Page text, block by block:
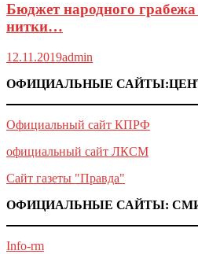
Бюджет народного
нитки…
12.11.2019admin
ОФИЦИАЛЬНЫЕ
Официальный сайт КПРФ
официальный сайт ЛКСМ
Сайт газеты "Правда"
ОФИЦИАЛЬНЫЕ САЙТЫ:
Info-rm